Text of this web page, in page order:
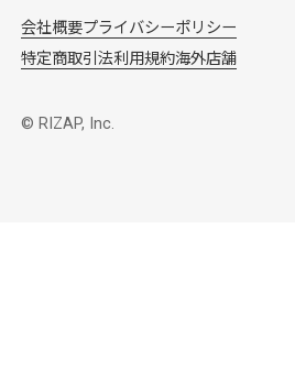
会社概要プライバシーポリシー
特定商取引法利用規約海外店舗
© RIZAP, Inc.